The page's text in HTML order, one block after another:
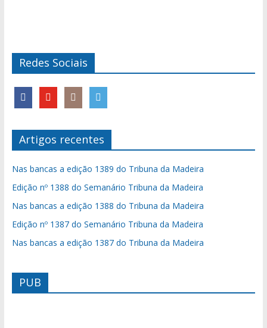
Redes Sociais
Artigos recentes
Nas bancas a edição 1389 do Tribuna da Madeira
Edição nº 1388 do Semanário Tribuna da Madeira
Nas bancas a edição 1388 do Tribuna da Madeira
Edição nº 1387 do Semanário Tribuna da Madeira
Nas bancas a edição 1387 do Tribuna da Madeira
PUB